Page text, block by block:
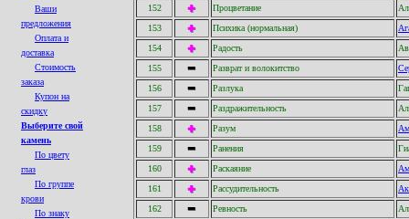
Ваши
предложения
Оплата и
доставка
Стоимость
заказа
Купон на
скидку
Выберите свой
камень
По цвету
глаз
По группе
крови
По знаку
152
Процветание
153
Психика (нормальная)
154
Радость
155
Разврат и волокитство
156
Разлука
157
Раздражительность
158
Разум
159
Ранения
160
Раскаяние
161
Рассудительность
162
Ревность